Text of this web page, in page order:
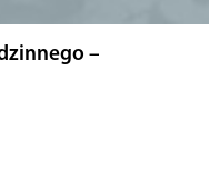
–